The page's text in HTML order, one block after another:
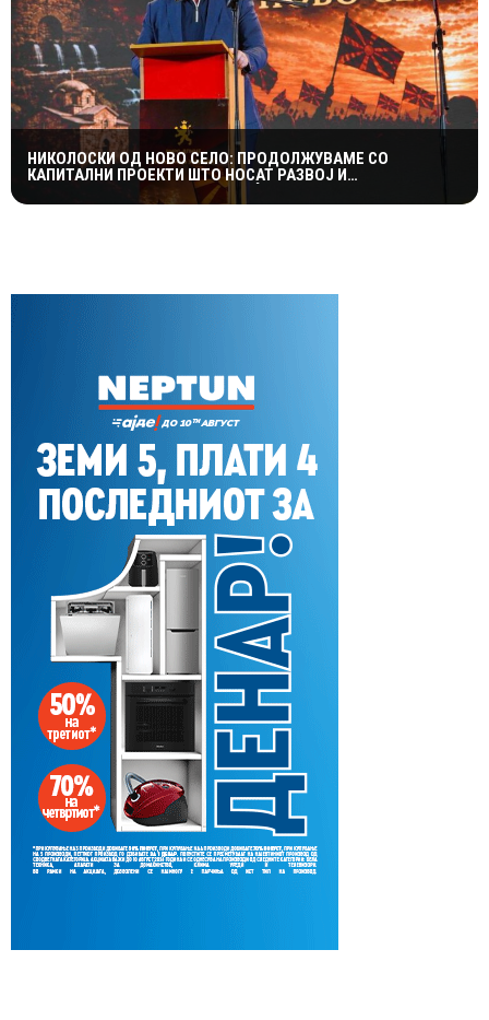
НИКОЛОСКИ ОД НОВО СЕЛО: ПРОДОЛЖУВАМЕ СО
КАПИТАЛНИ ПРОЕКТИ ШТО НОСАТ РАЗВОЈ И
ПОКВАЛИТЕТЕН ЖИВОТ ЗА ГРАЃАНИТЕ